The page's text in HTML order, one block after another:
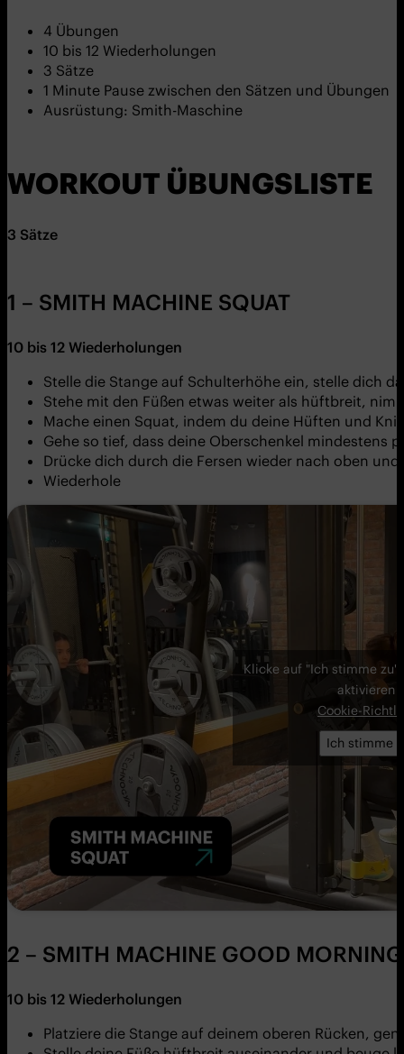
4 Übungen
10 bis 12 Wiederholungen
3 Sätze
1 Minute Pause zwischen den Sätzen und Übungen
Ausrüstung: Smith-Maschine
WORKOUT ÜBUNGSLISTE
3 Sätze
1 – SMITH MACHINE SQUAT
10 bis 12 Wiederholungen
Stelle die Stange auf Schulterhöhe ein, stelle dich
Stehe mit den Füßen etwas weiter als hüftbreit,
Mache einen Squat, indem du deine Hüften und
Gehe so tief, dass deine Oberschenkel mindestens
Drücke dich durch die Fersen wieder nach oben
Wiederhole
Klicke auf "Ich stimme
aktivieren
Cookie-
Ich stimme
2 – SMITH MACHINE GOOD MORNING
10 bis 12 Wiederholungen
Platziere die Stange auf deinem oberen Rücken,